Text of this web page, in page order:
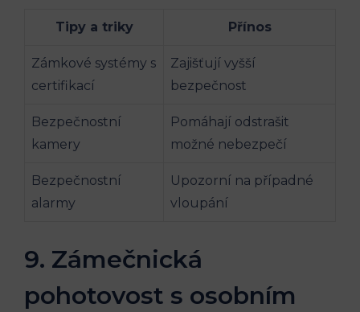
Tipy a triky Přínos
Zámkové systémy s
certifikací
Zajišťují vyšší
bezpečnost
Bezpečnostní
kamery
Pomáhají odstrašit
možné nebezpečí
Bezpečnostní
alarmy
Upozorní na případné
vloupání
9. Zámečnická
pohotovost s osobním